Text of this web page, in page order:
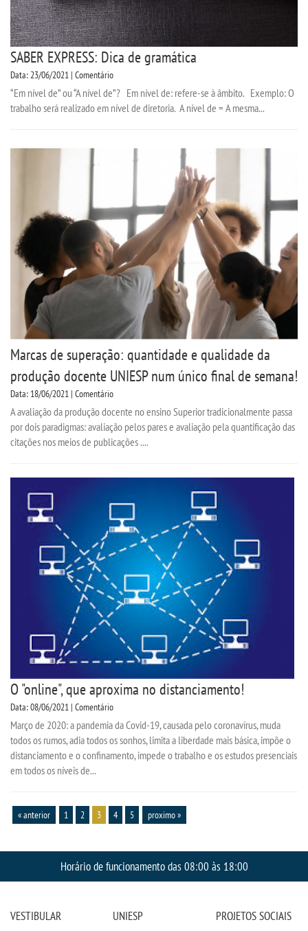
SABER EXPRESS: Dica de gramática
Data: 23/06/2021 | Comentário
“Em nível de” ou “A nível de”? Em nível de: refere-se à âmbito. Exemplo: O
trabalho será realizado em nível de diretoria. A nível de = A mesma...
Marcas de superação: quantidade e qualidade da
produção docente UNIESP num único final de semana!
Data: 18/06/2021 | Comentário
A avaliação da produção docente no ensino Superior tradicionalmente passa
por dois paradigmas: avaliação pelos pares e avaliação pela quantificação das
citações nos meios de publicações ....
O "online", que aproxima no distanciamento!
Data: 08/06/2021 | Comentário
Março de 2020: a pandemia da Covid-19, causada pelo coronavírus, muda
todos os rumos, adia todos os sonhos, limita a liberdade mais básica, impõe o
distanciamento e o confinamento, impede o trabalho e os estudos presenciais
em todos os níveis de...
« anterior 1 2 3 4 5 proximo »
Horário de funcionamento das 08:00 às 18:00
VESTIBULAR UNIESP PROJETOS SOCIAIS